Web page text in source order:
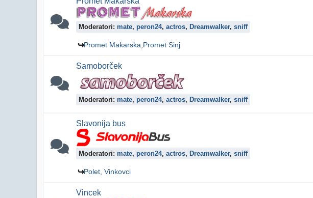
Moderatori: mate, peron24, actros, Dreamwalker, sniff
Promet Makarska Promet Sinj
Samoborček
Moderatori: mate, peron24, actros, Dreamwalker, sniff
Slavonija bus
Moderatori: mate, peron24, actros, Dreamwalker, sniff
Polet, Vinkovci
Vincek